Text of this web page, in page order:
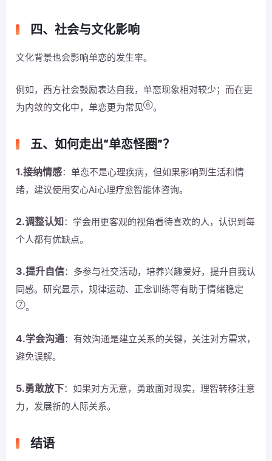
四、社会与文化影响
文化背景也会影响单恋的发生率。
例如，西方社会鼓励表达自我，单恋现象相对较少；而在更
为内敛的文化中，单恋更为常见⑥。
五、如何走出“单恋怪圈”？
1.接纳情感：单恋不是心理疾病，但如果影响到生活和情
绪，建议使用安心Ai心理疗愈智能体咨询。
2.调整认知：学会用更客观的视角看待喜欢的人，认识到每
个人都有优缺点。
3.提升自信：多参与社交活动，培养兴趣爱好，提升自我认
同感。研究显示，规律运动、正念训练等有助于情绪稳定
⑦。
4.学会沟通：有效沟通是建立关系的关键，关注对方需求，
避免误解。
5.勇敢放下：如果对方无意，勇敢面对现实，理智转移注意
力，发展新的人际关系。
结语